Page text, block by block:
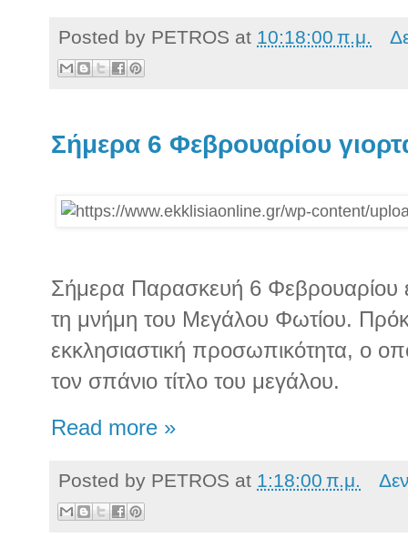
Posted by PETROS at 10:18:00 π.μ.
Σήμερα 6 Φεβρουαρίου
Σήμερα Παρασκευή 6 Φεβρουαρίου
τη μνήμη του Μεγάλου Φωτίου.
εκκλησιαστική προσωπικότητα, ο
τον σπάνιο τίτλο του μεγάλου.
Read more »
Posted by PETROS at 1:18:00 π.μ.